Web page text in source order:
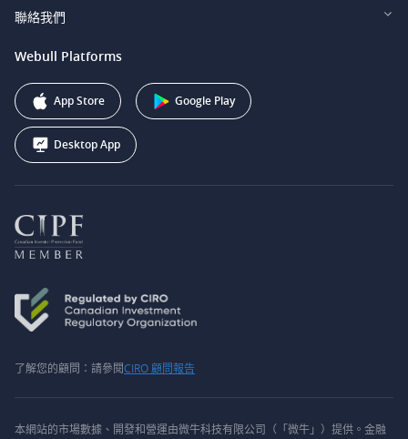
Webull Securities South Africa (Pty) Ltd.
Webull Securities (Australia) Pty. Ltd.
Webull Corporation
投資者關係
聯絡我們
support@webull.ca
+1 (888) 228-0958
Webull Platforms
App Store Google Play
Desktop App
了解您的顧問：請參閱CIRO 顧問報告
本網站的市場數據、開發和營運由微牛科技有限公司（「微牛」）提供。金融